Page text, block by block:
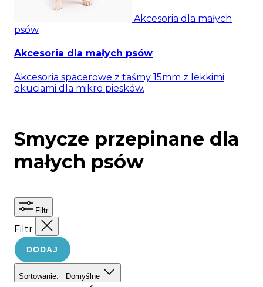
Akcesoria dla małych
psów
Akcesoria dla małych psów
Akcesoria spacerowe z taśmy 15mm z lekkimi
okuciami dla mikro piesków.
Smycze przepinane dla
małych psów
Filtr
Filtr
DODAJ
Sortowanie: Domyślne